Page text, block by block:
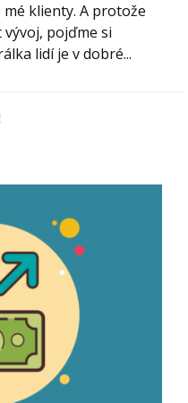
klienty. A protože
pojďme si
lidí je v dobré...